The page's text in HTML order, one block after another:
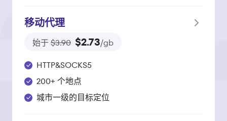
移动代理
始于$3.90 $2.73/gb
HTTP&SOCKS5
200+ 个地点
城市一级的目标定位